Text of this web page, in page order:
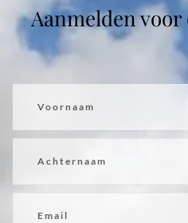
Aanmelden